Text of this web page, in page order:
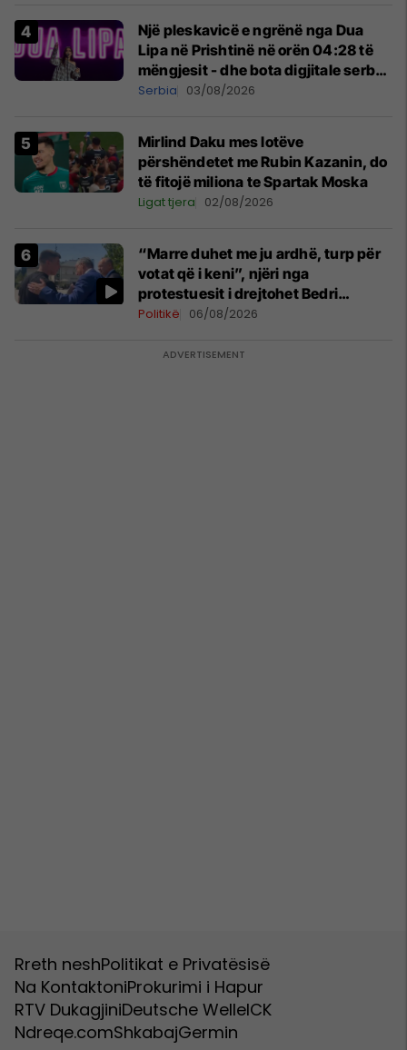
Një pleskavicë e ngrënë nga Dua
Lipa në Prishtinë në orën 04:28 të
mëngjesit - dhe bota digjitale serbe
shpall gjendjen e luftës
Serbia 03/08/2026
Mirlind Daku mes lotëve
përshëndetet me Rubin Kazanin, do
të fitojë miliona te Spartak Moska
Ligat tjera 02/08/2026
“Marre duhet me ju ardhë, turp për
votat që i keni”, njëri nga
protestuesit i drejtohet Bedri
Hamzës
Politikë 06/08/2026
Rreth neshPolitikat e Privatësisë
Na KontaktoniProkurimi i Hapur
RTV DukagjiniDeutsche WelleICK
Ndreqe.comShkabajGermin